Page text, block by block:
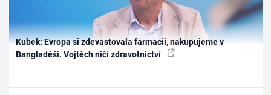
Kubek: Evropa si zdevastovala farmacii, nakupujeme v
Bangladéši. Vojtěch ničí zdravotnictví